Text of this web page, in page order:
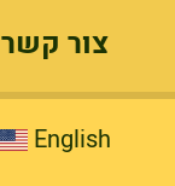
צור קשר
English